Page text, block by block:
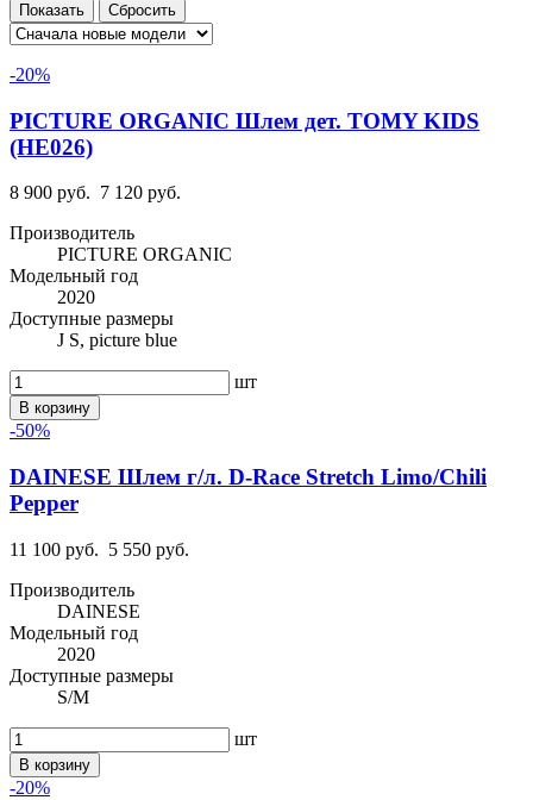
-20%
PICTURE ORGANIC Шлем дет. TOMY KIDS
(HE026)
8 900 руб. 7 120 руб.
Производитель
PICTURE ORGANIC
Модельный год
2020
Доступные размеры
J S, picture blue
шт
В корзину
-50%
DAINESE Шлем г/л. D-Race Stretch Limo/Chili
Pepper
11 100 руб. 5 550 руб.
Производитель
DAINESE
Модельный год
2020
Доступные размеры
S/M
шт
В корзину
-20%